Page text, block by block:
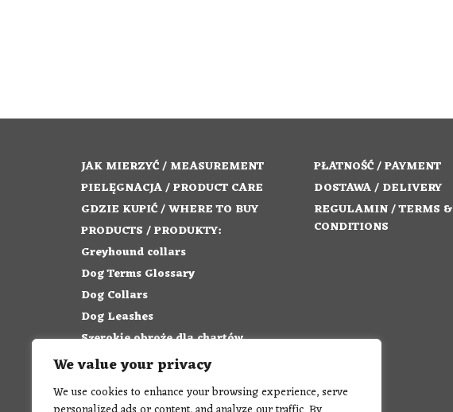
We value your privacy
We use cookies to enhance your browsing experience, serve
JAK MIERZYĆ / MEASUREMENT
PIELĘGNACJA / PRODUCT CARE
GDZIE KUPIĆ / WHERE TO BUY
PRODUCTS / PRODUKTY:
Greyhound collars
Dog Terms Glossary
Dog Collars
Dog Leashes
Szerokie obroże dla chartów
Obroże dla psa
Słownik pojęć
PŁATNOŚĆ / PAYMENT
DOSTAWA / DELIVERY
REGULAMIN / TERMS &
CONDITIONS